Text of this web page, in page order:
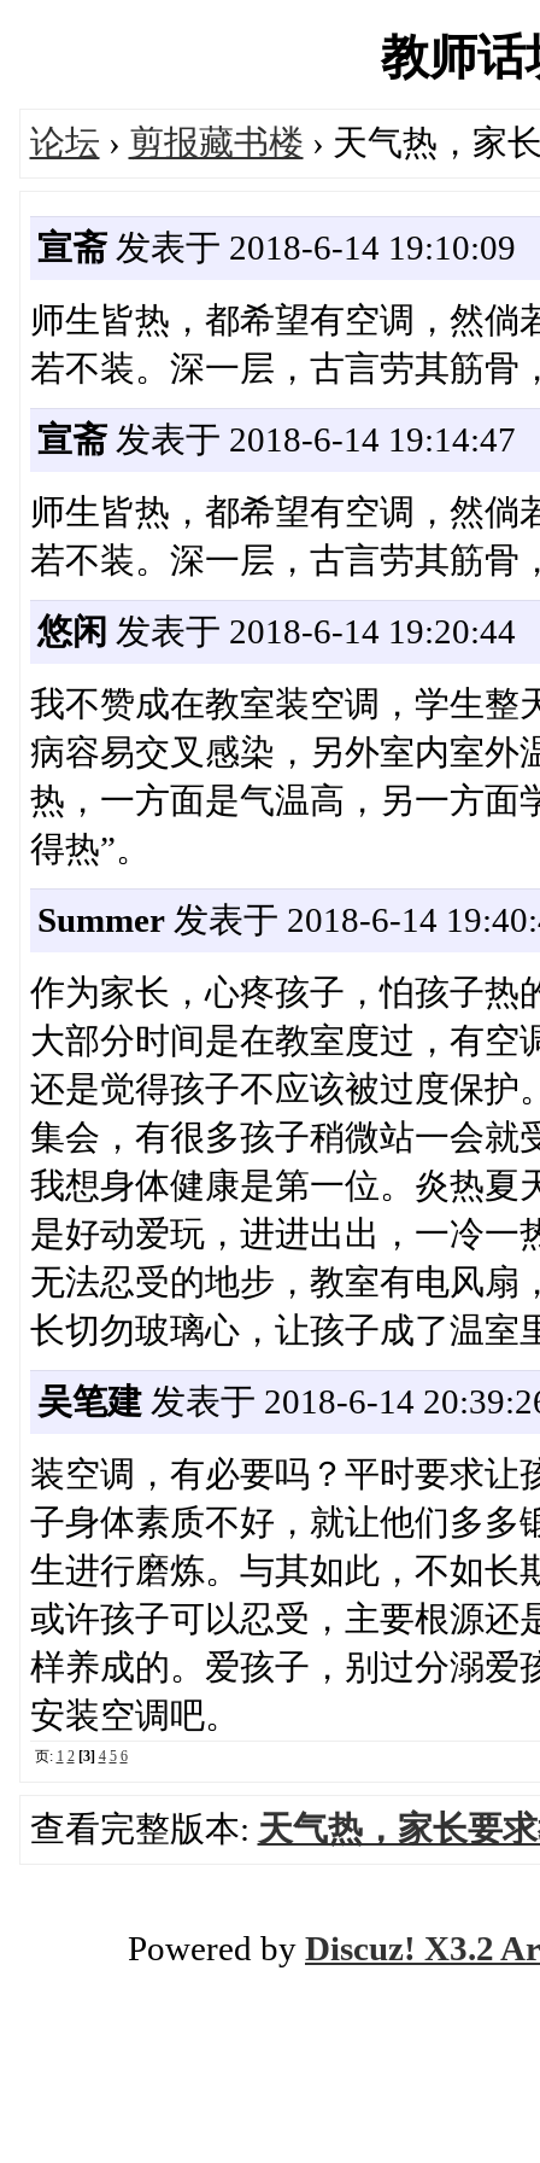
教师话
论坛 › 剪报藏书楼 › 天气热，家
宣斋发表于 2018-6-14 19:10:09
师生皆热，都希望有空调，然
若不装。深一层，古言劳其筋骨
宣斋发表于 2018-6-14 19:14:47
师生皆热，都希望有空调，然
若不装。深一层，古言劳其筋骨
悠闲 发表于 2018-6-14 19:20:44
我不赞成在教室装空调，学生整
病容易交叉感染，另外室内室外
热，一方面是气温高，另一方面
得热”。
Summer发表于 2018-6-14
作为家长，心疼孩子，怕孩子热
大部分时间是在教室度过，有空
还是觉得孩子不应该被过度保护
集会，有很多孩子稍微站一会就
我想身体健康是第一位。炎热夏
是好动爱玩，进进出出，一冷一
无法忍受的地步，教室有电风扇
长切勿玻璃心，让孩子成了温室
吴笔建发表于 2018-6-14
装空调，有必要吗？平时要求让
子身体素质不好，就让他们多多
生进行磨炼。与其如此，不如长
或许孩子可以忍受，主要根源还
样养成的。爱孩子，别过分溺爱
安装空调吧。
页: 1 2 [3] 4 5 6
查看完整版本: 天气热，家长要
Powered by Discuz! X3.2